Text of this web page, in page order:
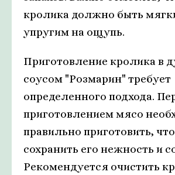
кролика должно быть
упругим на ощупь.
Приготовление кролика в
соусом "Розмарин" требует
определенного подхода.
приготовлением мясо
правильно приготовить,
сохранить его нежность и
Рекомендуется очистить